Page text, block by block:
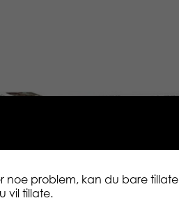
noe problem, kan du bare tillate
vil tillate.